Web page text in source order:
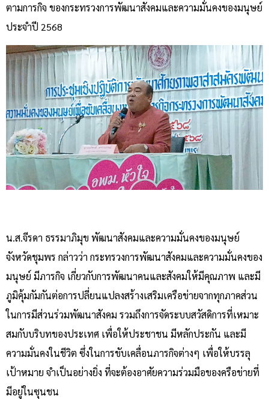
ตามการกิจ ของกระทรวงการพัฒนาสังคมและความมั่นคงของมนุษย์
ประจำปี 2568
น.ส.จีรดา ธรรมาภิมุข พัฒนาสังคมและความมั่นคงของมนุษย์
จังหวัดชุมพร กล่าวว่า กระทรวงการพัฒนาสังคมและความมั่นคงของ
มนุษย์ มีภารกิจ เกี่ยวกับการพัฒนาคนและสังคมให้มีคุณภาพ และมี
ภูมิคุ้มกัมกันต่อการปลี่ยนแปลงสร้างเสริมเครือข่ายจากทุกภาคส่วน
ในการมีส่วนร่วมพัฒนาสังคม รวมถึงการจัดระบบสวัสดิการที่เหมาะ
สมกับบริบทของประเทศ เพื่อให้ประชาชน มีหลักประกัน และมี
ความมั่นคงในชีวิต ซึ่งในการขับเคลื่อนภารกิจต่างๆ เพื่อให้บรรลุ
เป้าหมาย จำเป็นอย่างยิ่ง ที่จะต้องอาศัยความร่วมมือของครือข่ายที่
มีอยู่ในซุนชน